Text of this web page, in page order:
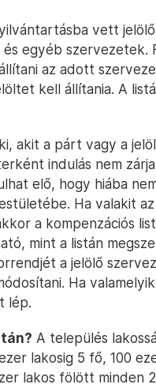
vett
egyéb szervezetek.
az adott
kell állítania. A
akit a párt vagy a
indulás nem
elő, hogy hiába
Ha valakit
a kompenzációs
mint a listán
a jelölő
Ha
lép.
A település
lakosig 5 fő, 100
lakos fölött minden